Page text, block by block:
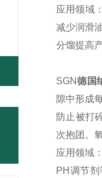
应用领域
减少润滑
分馏提高
SGN德国
隙中形成
防止被打
次抱团。
应用领域
PH调节